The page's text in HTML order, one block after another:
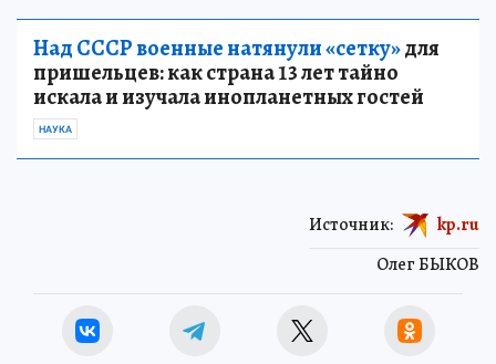
Над СССР военные натянули «сетку»для
пришельцев: как страна 13 лет тайно
искала и изучала инопланетных гостей
НАУКА
Олег БЫКОВ
Источник: kp.ru